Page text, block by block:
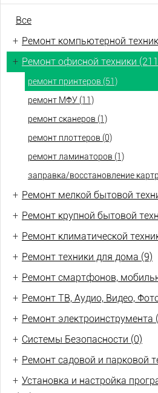
Все
+ Ремонт компьютерной
+ Ремонт офисной техники
ремонт принтеров (51)
ремонт МФУ (11)
ремонт сканеров (1)
ремонт плоттеров (0)
ремонт ламинаторов (1)
заправка/восстановление
+ Ремонт мелкой бытовой
+ Ремонт крупной бытовой
+ Ремонт климатической
+ Ремонт техники для дома (9)
+ Ремонт смартфонов,
+ Ремонт ТВ, Аудио, Видео,
+ Ремонт электроинструмента
+ Системы Безопасности (0)
+ Ремонт садовой и парковой
+ Установка и настройка